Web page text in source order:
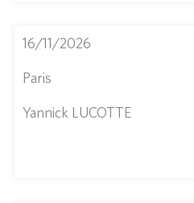
16/11/2026
Paris
Yannick LUCOTTE